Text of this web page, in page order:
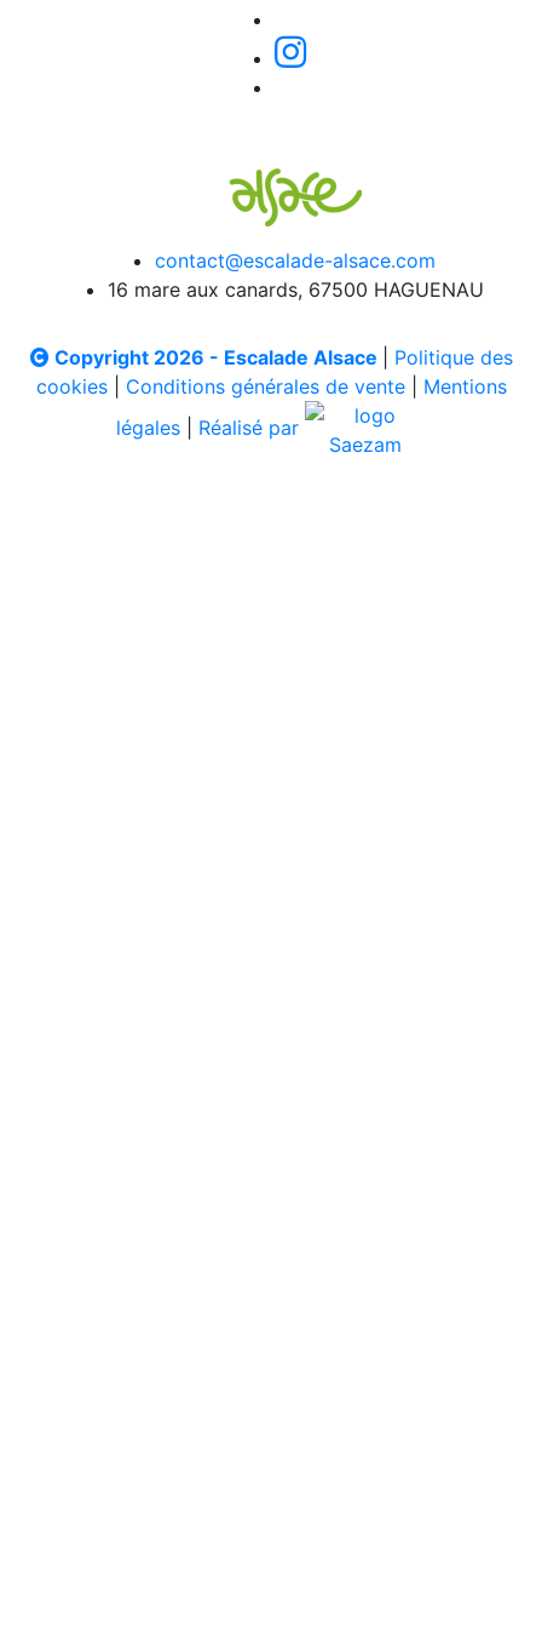
contact@escalade-alsace.com
16 mare aux canards, 67500 HAGUENAU
Copyright 2026 - Escalade Alsace
Politique des
cookies| Conditions générales de vente| Mentions
légales
Réalisé par